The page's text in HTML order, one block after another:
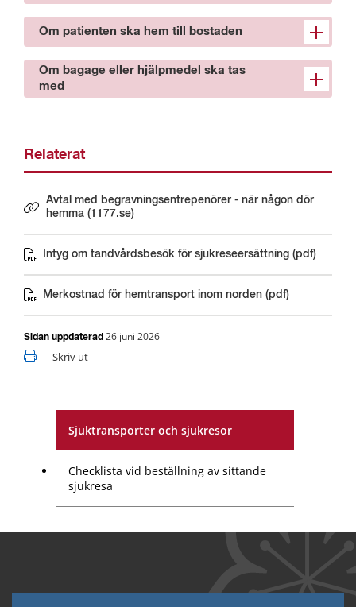
Sjuktransporter och sjukresor
Checklista vid beställning av sittande
sjukresa
Om patienten ska hem till bostaden
Om bagage eller hjälpmedel ska tas
med
Relaterat
Avtal med begravningsentrepenörer - när någon dör
hemma (1177.se)
Länk till annan webbplats.
Intyg om tandvårdsbesök för sjukreseersättning (pdf)
Pdf, 697 kB.
Merkostnad för hemtransport inom norden (pdf)
Pdf, 102 kB.
Sidan uppdaterad 26 juni 2026
Skriv ut